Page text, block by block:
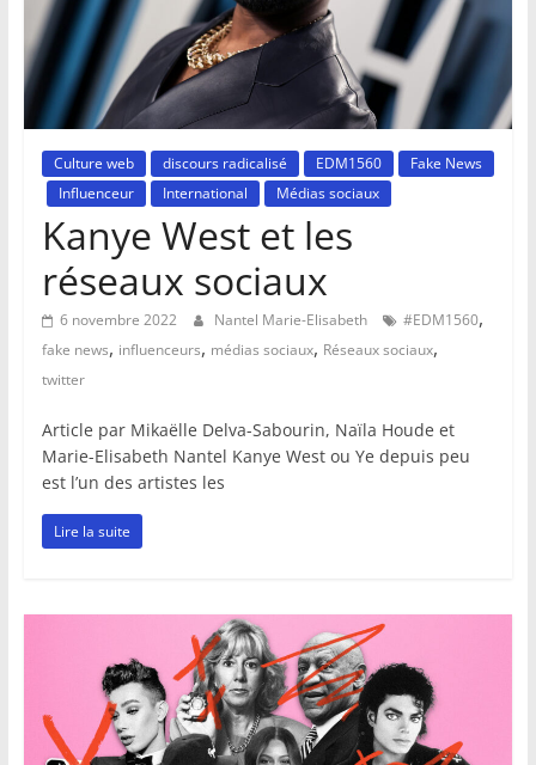
Culture web discours radicalisé EDM1560
Fake News
Influenceur
International Médias sociaux
Kanye West et les
réseaux sociaux
6 novembre 2022 Nantel Marie-Elisabeth #EDM1560,
fake news, influenceurs, médias sociaux, Réseaux sociaux,
twitter
Article par Mikaëlle Delva-Sabourin, Naïla Houde et
Marie-Elisabeth Nantel Kanye West ou Ye depuis peu
est l’un des artistes les
Lire la suite